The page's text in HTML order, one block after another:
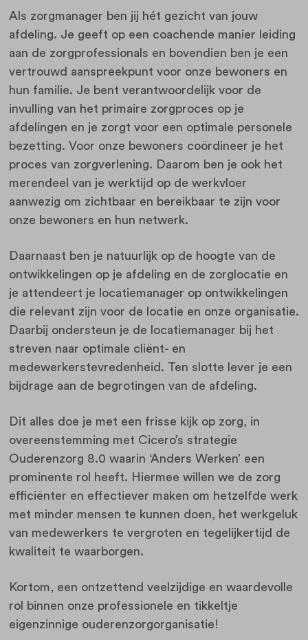
Als zorgmanager ben jij hét gezicht van jouw
afdeling. Je geeft op een coachende manier leiding
aan de zorgprofessionals en bovendien ben je een
vertrouwd aanspreekpunt voor onze bewoners en
hun familie. Je bent verantwoordelijk voor de
invulling van het primaire zorgproces op je
afdelingen en je zorgt voor een optimale personele
bezetting. Voor onze bewoners coördineer je het
proces van zorgverlening. Daarom ben je ook het
merendeel van je werktijd op de werkvloer
aanwezig om zichtbaar en bereikbaar te zijn voor
onze bewoners en hun netwerk.
Daarnaast ben je natuurlijk op de hoogte van de
ontwikkelingen op je afdeling en de zorglocatie en
je attendeert je locatiemanager op ontwikkelingen
die relevant zijn voor de locatie en onze organisatie.
Daarbij ondersteun je de locatiemanager bij het
streven naar optimale cliënt- en
medewerkerstevredenheid. Ten slotte lever je een
bijdrage aan de begrotingen van de afdeling.
Dit alles doe je met een frisse kijk op zorg, in
overeenstemming met Cicero’s strategie
Ouderenzorg 8.0 waarin ‘Anders Werken’ een
prominente rol heeft. Hiermee willen we de zorg
efficiënter en effectiever maken om hetzelfde werk
met minder mensen te kunnen doen, het werkgeluk
van medewerkers te vergroten en tegelijkertijd de
kwaliteit te waarborgen.
Kortom, een ontzettend veelzijdige en waardevolle
rol binnen onze professionele en tikkeltje
eigenzinnige ouderenzorgorganisatie!